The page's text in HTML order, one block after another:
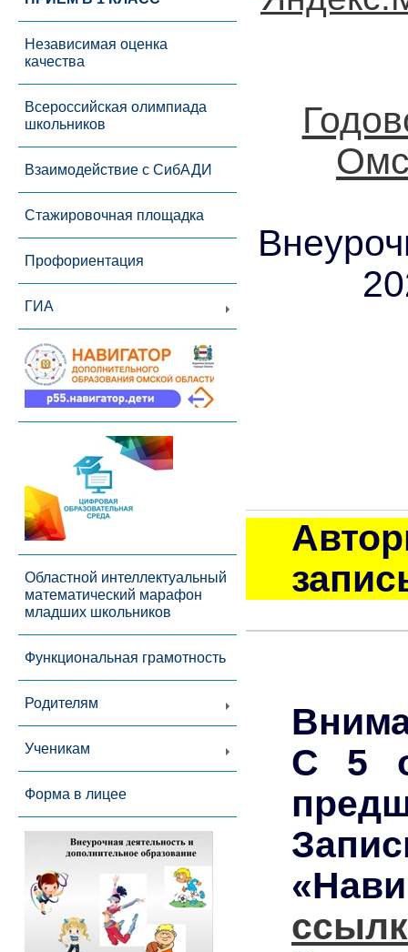
Независимая оценка
качества
Всероссийская олимпиада
школьников
Взаимодействие с СибАДИ
Стажировочная площадка
Профориентация
ГИА
Областной интеллектуальный
математический марафон
младших школьников
Функциональная грамотность
Родителям
Ученикам
Форма в лицее
С 5